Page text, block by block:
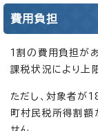
費用負担
1割の費用負担が
課税状況により上
ただし、対象者が
町村民税所得割